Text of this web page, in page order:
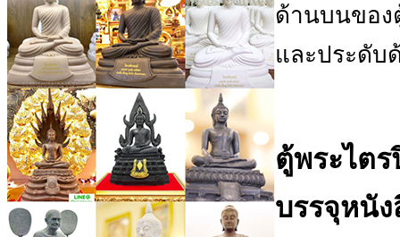
ด้านบนของ
และประดับ
ตู้พระไต
บรรจุหนั